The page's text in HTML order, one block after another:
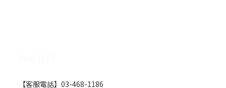
【客服電話】03-468-1186